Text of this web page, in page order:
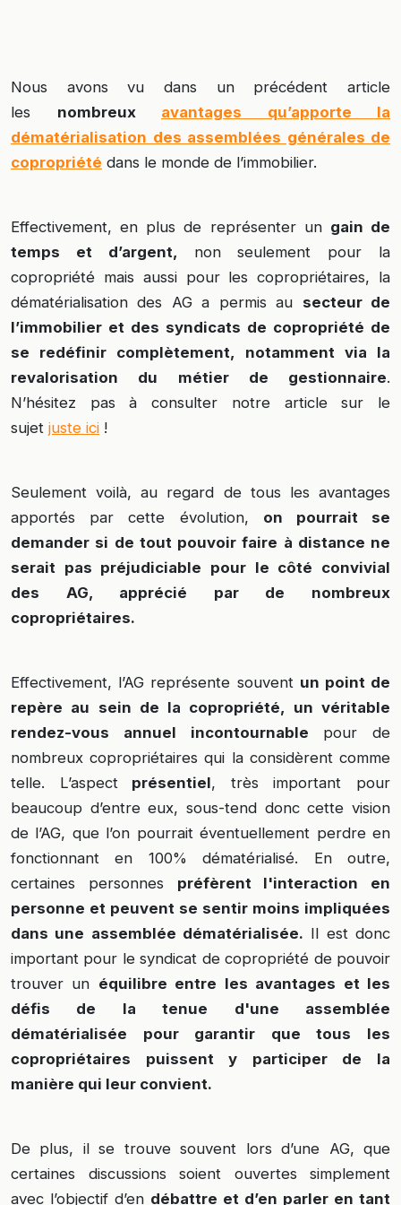
Nous avons vu dans un précédent article
les nombreux avantages qu’apporte la
dématérialisation des assemblées générales de
copropriété dans le monde de l’immobilier.
Effectivement, en plus de représenter un gain de
temps et d’argent, non seulement pour la
copropriété mais aussi pour les copropriétaires, la
dématérialisation des AG a permis au secteur de
l’immobilier et des syndicats de copropriété de
se redéfinir complètement, notamment via la
revalorisation du métier de gestionnaire.
N’hésitez pas à consulter notre article sur le
sujet juste ici !
Seulement voilà, au regard de tous les avantages
apportés par cette évolution, on pourrait se
demander si de tout pouvoir faire à distance ne
serait pas préjudiciable pour le côté convivial
des AG, apprécié par de nombreux
copropriétaires.
Effectivement, l’AG représente souvent un point de
repère au sein de la copropriété, un véritable
rendez-vous annuel incontournable pour de
nombreux copropriétaires qui la considèrent comme
telle. L’aspectprésentiel, très important pour
beaucoup d’entre eux, sous-tend donc cette vision
de l’AG, que l’on pourrait éventuellement perdre en
fonctionnant en 100% dématérialisé. En outre,
certaines personnes préfèrent l'interaction en
personne et peuvent se sentir moins impliquées
dans une assemblée dématérialisée. Il est donc
important pour le syndicat de copropriété de pouvoir
trouver un équilibre entre les avantages et les
défis de la tenue d'une assemblée
dématérialisée pour garantir que tous les
copropriétaires puissent y participer de la
manière qui leur convient.
De plus, il se trouve souvent lors d’une AG, que
certaines discussions soient ouvertes simplement
avec l’objectif d’en débattre et d’en parler en tant